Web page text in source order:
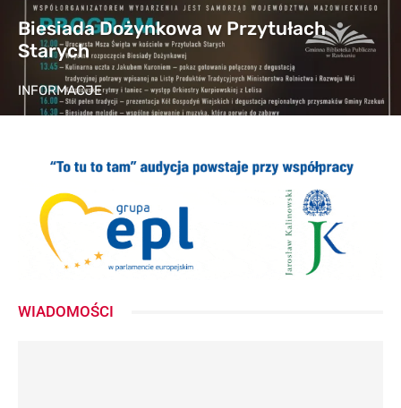
Biesiada Dożynkowa w Przytułach
Starych
INFORMACJE
WIADOMOŚCI